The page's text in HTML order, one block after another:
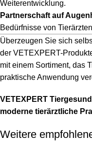
Weiterentwicklung.
Partnerschaft auf
Bedürfnisse von
Überzeugen Sie sich
der VETEXPERT-
mit einem Sortiment, das
praktische Anwendung
VETEXPERT
moderne tierärztliche
Weitere